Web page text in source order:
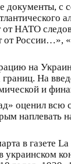
НАТО
от
на
На
и
оценил
в газете